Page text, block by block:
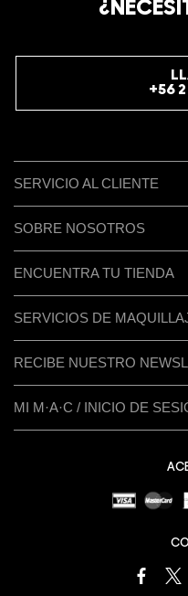
+56
SERVICIO AL CLIENTE
SOBRE NOSOTROS
ENCUENTRA TU TIENDA
SERVICIOS DE
RECIBE NUESTRO
MI M·A·C / INICIO DE